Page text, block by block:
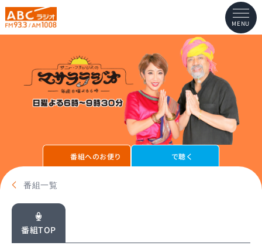
MENU
番組へのお便り で聴く
番組一覧
番組TOP